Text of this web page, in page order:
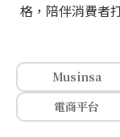
格，陪伴消費者
Musinsa
電商平台